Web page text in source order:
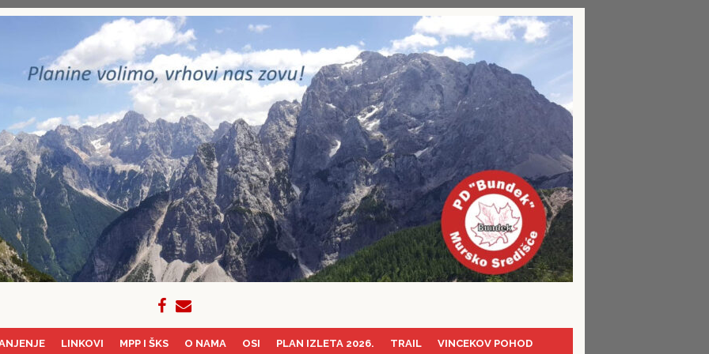
LINKOVI MPP I ŠKS O NAMA OSI PLAN IZLETA 2026. TRAIL VINCEKOV POHOD